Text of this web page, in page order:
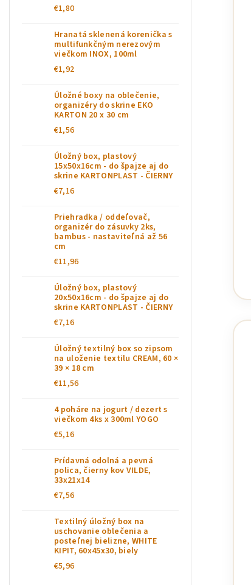
€1,80
Hranatá sklenená korenička s
multifunkčným nerezovým
viečkom INOX, 100ml
€1,92
Úložné boxy na oblečenie,
organizéry do skrine EKO
KARTON 20 x 30 cm
€1,56
Úložný box, plastový
15x50x16cm - do špajze aj do
skrine KARTONPLAST - ČIERNY
€7,16
Priehradka / oddeľovač,
organizér do zásuvky 2ks,
bambus - nastaviteľná až 56
cm
€11,96
Úložný box, plastový
20x50x16cm - do špajze aj do
skrine KARTONPLAST - ČIERNY
€7,16
Úložný textilný box so zipsom
na uloženie textilu CREAM, 60 ×
39 × 18 cm
€11,56
4 poháre na jogurt / dezert s
viečkom 4ks x 300ml YOGO
€5,16
Prídavná odolná a pevná
polica, čierny kov VILDE,
33x21x14
€7,56
Textilný úložný box na
uschovanie oblečenia a
posteľnej bielizne, WHITE
KIPIT, 60x45x30, biely
€5,96